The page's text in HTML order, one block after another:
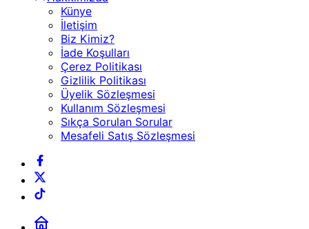
Künye
İletişim
Biz Kimiz?
İade Koşulları
Çerez Politikası
Gizlilik Politikası
Üyelik Sözleşmesi
Kullanım Sözleşmesi
Sıkça Sorulan Sorular
Mesafeli Satış Sözleşmesi